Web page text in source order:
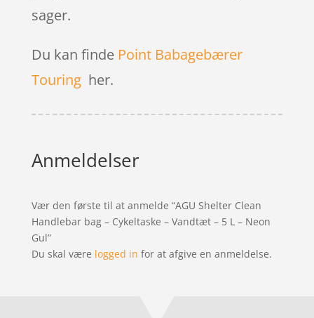
sager.
Du kan finde Point Babagebærer
Touringher.
Anmeldelser
Vær den første til at anmelde “AGU Shelter Clean
Handlebar bag – Cykeltaske – Vandtæt – 5 L – Neon
Gul”
Du skal være logged in for at afgive en anmeldelse.